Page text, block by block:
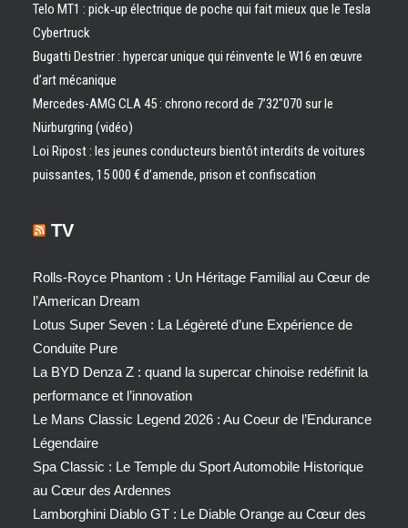
Telo MT1 : pick‑up électrique de poche qui fait mieux que le Tesla
Cybertruck
Bugatti Destrier : hypercar unique qui réinvente le W16 en œuvre
d’art mécanique
Mercedes-AMG CLA 45 : chrono record de 7’32″070 sur le
Nürburgring (vidéo)
Loi Ripost : les jeunes conducteurs bientôt interdits de voitures
puissantes, 15 000 € d’amende, prison et confiscation
TV
Rolls-Royce Phantom : Un Héritage Familial au Cœur de
l’American Dream
Lotus Super Seven : La Légèreté d’une Expérience de
Conduite Pure
La BYD Denza Z : quand la supercar chinoise redéfinit la
performance et l’innovation
Le Mans Classic Legend 2026 : Au Coeur de l’Endurance
Légendaire
Spa Classic : Le Temple du Sport Automobile Historique
au Cœur des Ardennes
Lamborghini Diablo GT : Le Diable Orange au Cœur des